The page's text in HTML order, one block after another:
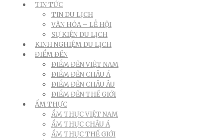
TIN TỨC
TIN DU LỊCH
VĂN HÓA – LỄ HỘI
SỰ KIỆN DU LỊCH
KINH NGHIỆM DU LỊCH
ĐIỂM ĐẾN
ĐIỂM ĐẾN VIỆT NAM
ĐIỂM ĐẾN CHÂU Á
ĐIỂM ĐẾN CHÂU ÂU
ĐIỂM ĐẾN THẾ GIỚI
ẨM THỰC
ẨM THỰC VIỆT NAM
ẨM THỰC CHÂU Á
ẨM THỰC THẾ GIỚI